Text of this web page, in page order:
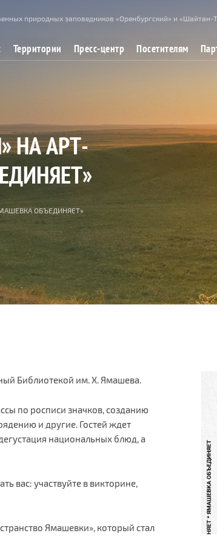
природных заповедников «Оренбургский» и «Шайтан-
Территории Пресс-центр Посетителям
НА АРТ-
ОБЪЕДИНЯЕТ»
Библиотекой им. Х. Ямашева.
по росписи значков, созданию
и другие. Гостей ждет
национальных блюд, а
вас: участвуйте в викторине,
Ямашевки», который стал